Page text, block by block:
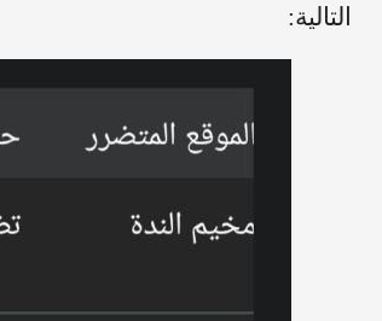
التالية: